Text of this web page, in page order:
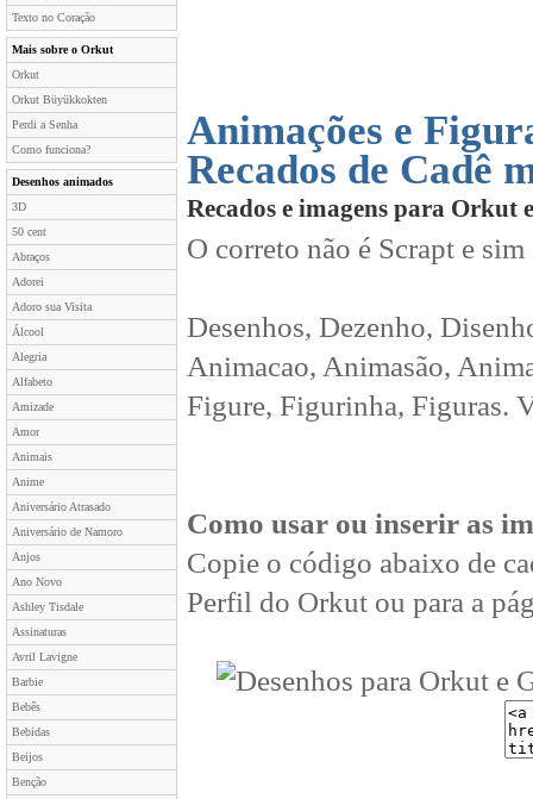
Texto no Coração
Mais sobre o Orkut
Orkut
Orkut Büyükkokten
Perdi a Senha
Como funciona?
Desenhos animados
3D
50 cent
Abraços
Adorei
Adoro sua Visita
Álcool
Alegria
Alfabeto
Amizade
Amor
Animais
Anime
Aniversário Atrasado
Aniversário de Namoro
Anjos
Ano Novo
Ashley Tisdale
Assinaturas
Avril Lavigne
Barbie
Bebês
Bebidas
Beijos
Benção
Animações e
Recados de Cadê
Recados e imagens para Orkut
O correto não é Scrapt e
Desenhos, Dezenho,
Animacao, Animasão,
Figure, Figurinha, Figuras.
Como usar ou inserir as
Copie o código abaixo de
Perfil do Orkut ou para a